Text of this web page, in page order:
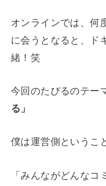
オンラインでは、何
に会うとなると、ド
緒！笑
今回のたびるのテー
る」
僕は運営側というこ
「みんながどんな